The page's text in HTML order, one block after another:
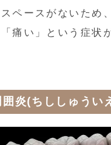
ペースがないため
痛い」という症状
囲炎(ちししゅうい